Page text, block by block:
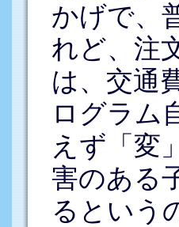
かげで、
れど、注
は、交通
ログラム
えず「変
害のある
るという